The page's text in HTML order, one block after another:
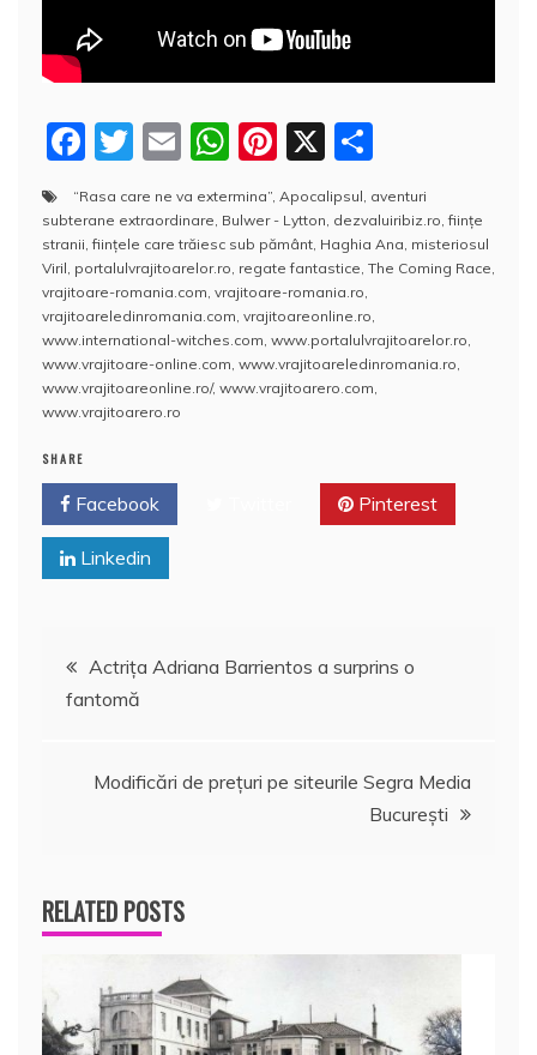
F
a
c
e
b
o
o
k
T
itt
er
E
ai
l
W
h
at
s
A
p
p
Pi
nt
er
e
st
X
rt
aj
a
z
ă
“Rasa care ne va extermina”, Apocalipsul, aventuri
subterane extraordinare, Bulwer - Lytton, dezvaluiribiz.ro,fiinţe
stranii,fiinţele care trăiesc sub pământ, Haghia Ana, misteriosul
Viril, portalulvrajitoarelor.ro, regate fantastice, The Coming Race,
vrajitoare-romania.com, vrajitoare-romania.ro,
vrajitoareledinromania.com, vrajitoareonline.ro,
www.international-witches.com, www.portalulvrajitoarelor.ro,
www.vrajitoare-online.com, www.vrajitoareledinromania.ro,
www.vrajitoareonline.ro/, www.vrajitoarero.com,
www.vrajitoarero.ro
SHARE
Facebook Pinterest
Linkedin
Navigare
articole
Actriţa Adriana Barrientos a surprins o
fantomă
Modificări de prețuri pe siteurile Segra Media
București
RELATED POSTS